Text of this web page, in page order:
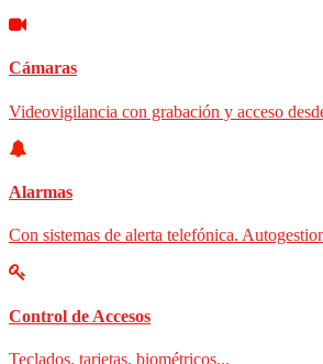
Cámaras
Videovigilancia con grabación y acceso
Alarmas
Con sistemas de alerta telefónica.
Control de Accesos
Teclados, tarjetas, biométricos...